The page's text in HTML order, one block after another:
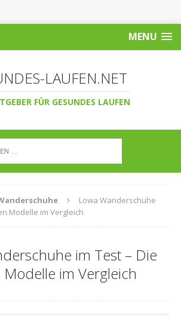
MENU
LAUFEN.NET
FÜR GESUNDES LAUFEN
Lowa Wanderschuhe
Modelle im Vergleich
im Test – Die
Modelle im Vergleich